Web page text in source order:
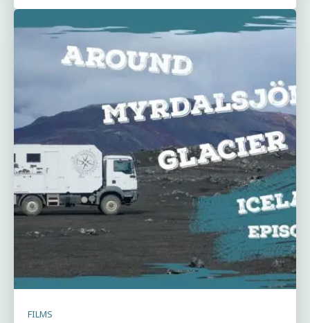
FILMS